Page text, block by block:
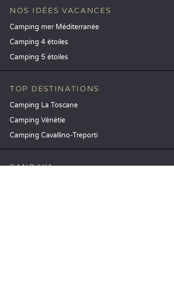
NOS IDÉES VACANCES
Camping mer Méditerranée
Camping 4 étoiles
Camping 5 étoiles
TOP DESTINATIONS
Camping La Toscane
Camping Vénétie
Camping Cavallino-Treporti
SANDAYA